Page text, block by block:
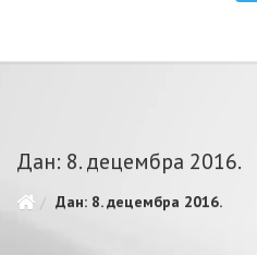
Дан: 8. децембра 2016.
Дан: 8. децембра 2016.